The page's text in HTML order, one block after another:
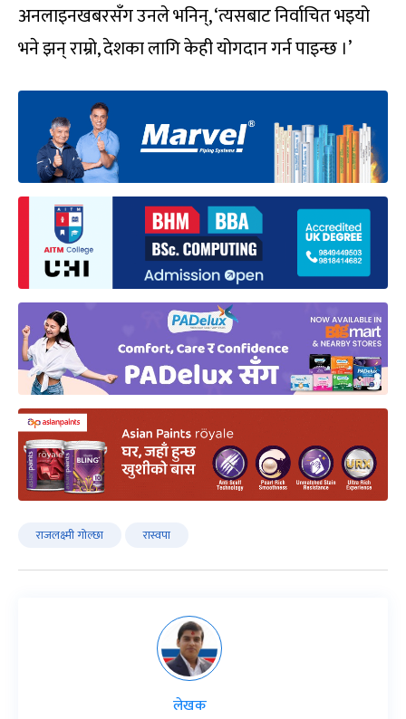
अनलाइनखबरसँग उनले भनिन्, ‘त्यसबाट निर्वाचित भइयो
भने झन् राम्रो, देशका लागि केही योगदान गर्न पाइन्छ ।’
राजलक्ष्मी गोल्छा रास्वपा
लेखक